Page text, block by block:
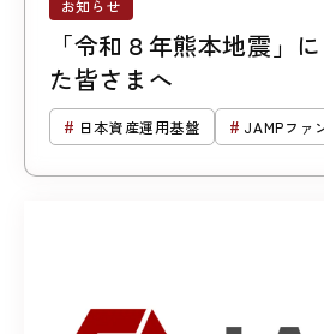
お知らせ
「令和８年熊本地震」
た皆さまへ
日本資産運用基盤 JAMPファ